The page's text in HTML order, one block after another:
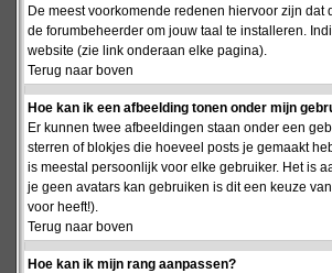
De meest voorkomende redenen hiervoor zijn
de forumbeheerder om jouw taal te installeren.
website (zie link onderaan elke pagina).
Terug naar boven
Hoe kan ik een afbeelding tonen onder mijn
Er kunnen twee afbeeldingen staan onder een
sterren of blokjes die hoeveel posts je gemaakt
is meestal persoonlijk voor elke gebruiker. Het is
je geen avatars kan gebruiken is dit een keuze
voor heeft!).
Terug naar boven
Hoe kan ik mijn rang aanpassen?